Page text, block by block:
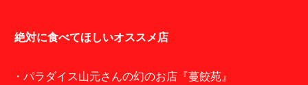
絶対に食べてほしいオススメ店
・パラダイス山元さんの幻のお店『蔓餃苑』